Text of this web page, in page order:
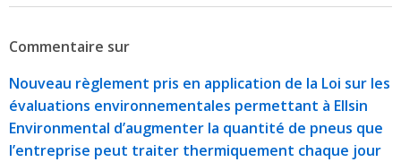
Commentaire sur
Nouveau règlement pris en application de la Loi sur les
évaluations environnementales permettant à Ellsin
Environmental d’augmenter la quantité de pneus que
l’entreprise peut traiter thermiquement chaque jour